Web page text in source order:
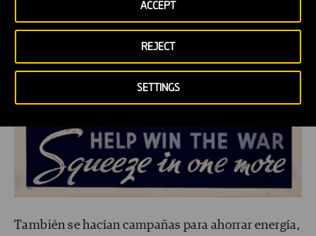
SETTINGS
REJECT
ACCEPT
También se hacían campañas para ahorrar energía,